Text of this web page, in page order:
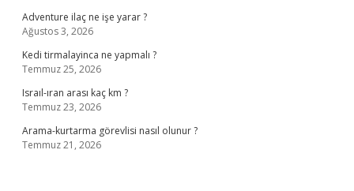
Adventure ilaç ne işe yarar ?
Ağustos 3, 2026
Kedi tirmalayinca ne yapmalı ?
Temmuz 25, 2026
Israıl-ıran arası kaç km ?
Temmuz 23, 2026
Arama-kurtarma görevlisi nasıl olunur ?
Temmuz 21, 2026